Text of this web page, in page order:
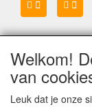
Welkom!
van
Leuk dat je onze